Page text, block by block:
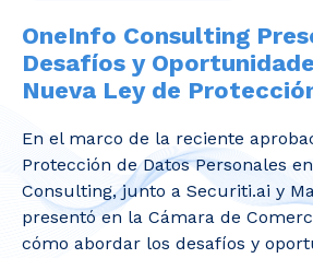
Pilares Estratégicos
Comités de Trabajo
Eventos
OneInfo Consulting
Desafíos y
Nueva Ley de
En el marco de la reciente
Protección de Datos Personales
Consulting, junto a Securiti.ai y
presentó en la Cámara de
cómo abordar los desafíos y